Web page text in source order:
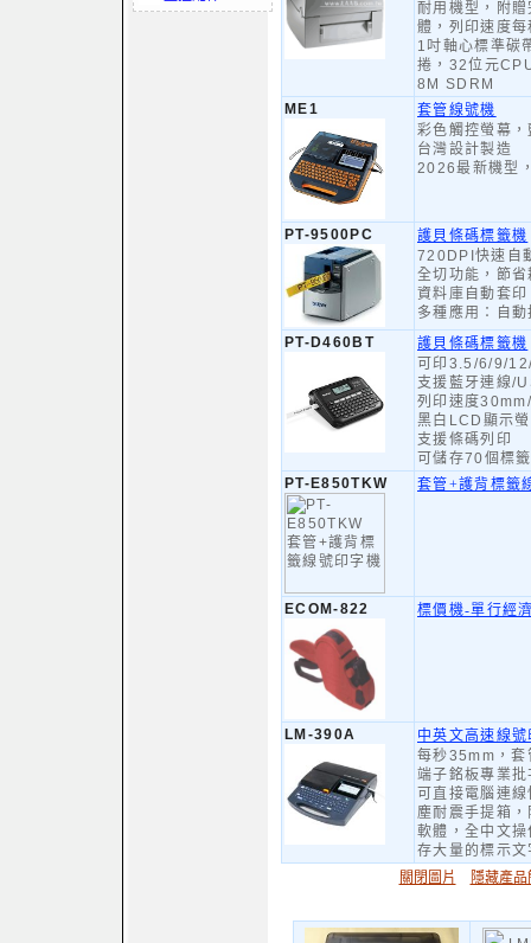
耐用機型，附
體，列印速度
1吋軸心標準碳
捲，32位元
8M SDRM
ME1
套管線號機
彩色觸控螢幕
台灣設計製造
2026最新機型
PT-9500PC
護貝條碼標籤機
720DPI快速自
全切功能，節
資料庫自動套
多種應用：自
PT-D460BT
護貝條碼標籤機
可印3.5/6/9/
支援藍牙連線/
列印速度
黑白LCD顯示
支援條碼列印
可儲存70個標籤
PT-E850TKW
套管+護背標籤
ECOM-822 標價機-單行經
LM-390A
中英文高速線
每秒35mm，
端子銘板專業
可直接電腦連
塵耐震手提箱
軟體，全中文
存大量的標示
關閉圖片
隱藏產品